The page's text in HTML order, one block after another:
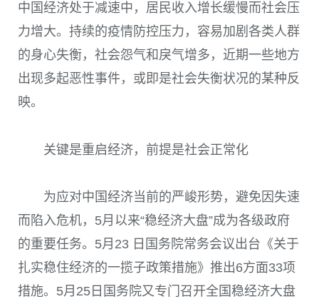
中国经济处于减速中，居民收入增长缓慢而社会压
力增大。持续的疫情防控压力，容易加剧各类人群
的身心失衡，社会怨气和戾气增多，近期一些地方
出现多起恶性事件，或即是社会失衡状况的某种反
映。
关键是重启经济，前提是社会正常化
为应对中国经济当前的严峻形势，避免因失速
而陷入危机， 5月以来“稳经济大盘”成为各级政府
的重要任务。 5月 23 日国务院常务会议出台《关于
扎实稳住经济的一揽子政策措施》推出6方面33项
措施。 5月 25 日国务院又专门召开全国稳经济大盘